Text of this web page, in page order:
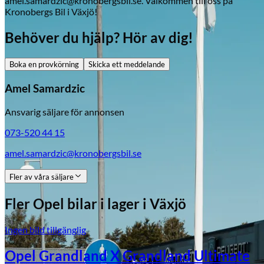
Kronobergs Bil i Växjö!
Behöver du hjälp? Hör av dig!
Boka en provkörning Skicka ett meddelande
Amel Samardzic
Ansvarig säljare för annonsen
073-520 44 15
amel.samardzic@kronobergsbil.se
Fler av våra säljare
FlerOpel bilar i lager i Växjö
Ingen bild tillgänglig
Opel Grandland X Grandland Ultimate